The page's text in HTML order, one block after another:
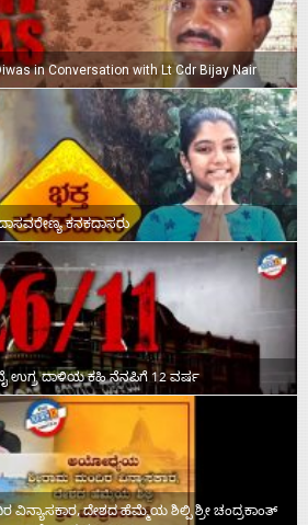
in Conversation with Lt Cdr Bijay Nair
ಕನಕದಾಸರು
ಉಗ್ರ ದಾಳಿಯ ಕಹಿ ನೆನಪಿಗೆ 12 ವರ್ಷ
ದೇಶದ ಹೆಮ್ಮೆಯ ಶಿಲ್ಪಿ ಶ್ರೀ ಚಂದ್ರಕಾಂತ್‌